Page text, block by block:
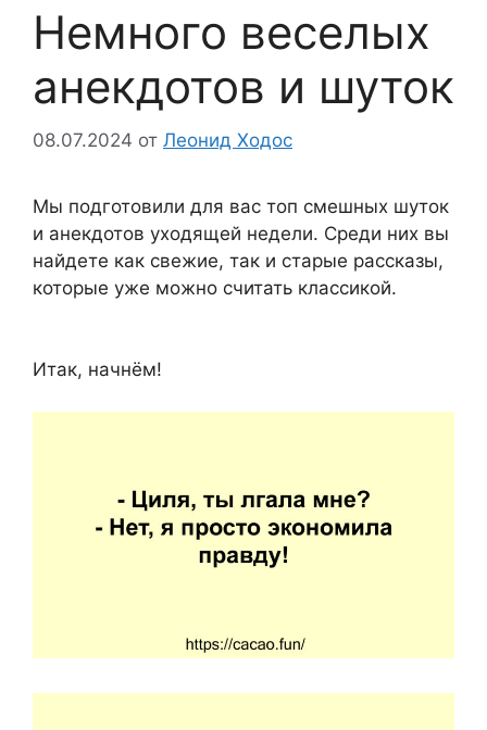
Немного веселых
анекдотов и шуток
08.07.2024 от Леонид Ходос
Мы подготовили для вас топ смешных шуток
и анекдотов уходящей недели. Среди них вы
найдете как свежие, так и старые рассказы,
которые уже можно считать классикой.
Итак, начнём!